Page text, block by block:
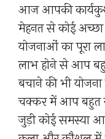
आज आपकी
मेहनत से कोई
योजनाओं का पूरा
लाभ होने से आप
बचाने की भी
चक्कर में आप बहुत
जुड़ी कोई समस्या